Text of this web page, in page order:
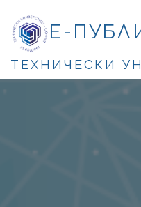
Е-
ТЕХНИЧЕСКИ